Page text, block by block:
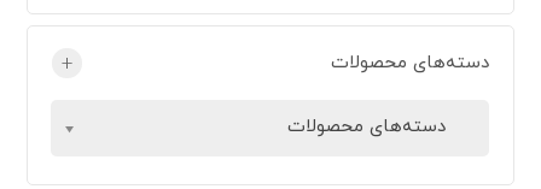
دسته‌های محصولات +
دسته‌های محصولات